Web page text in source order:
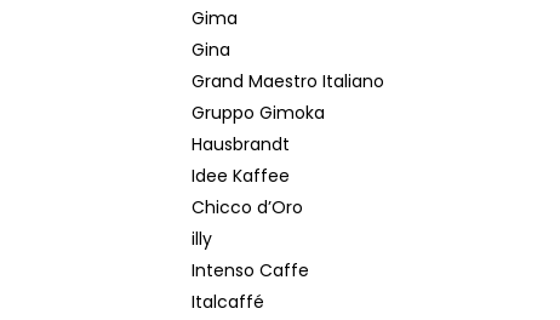
Gima
Gina
Grand Maestro Italiano
Gruppo Gimoka
Hausbrandt
Idee Kaffee
Chicco d’Oro
illy
Intenso Caffe
Italcaffé